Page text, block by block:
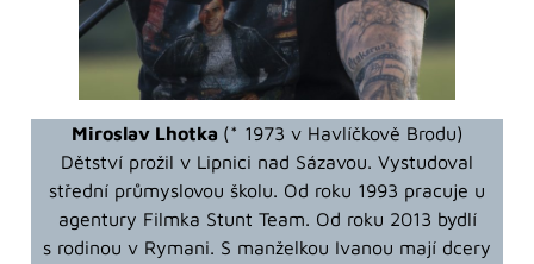
Miroslav Lhotka (* 1973 v Havlíčkově Brodu)
Dětství prožil v Lipnici nad Sázavou. Vystudoval
střední průmyslovou školu. Od roku 1993 pracuje u
agentury Filmka Stunt Team. Od roku 2013 bydlí
s rodinou v Rymani. S manželkou Ivanou mají dcery